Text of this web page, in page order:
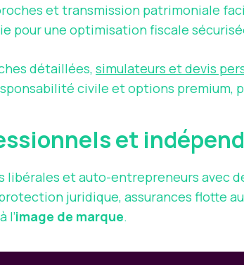
et transmission patrimoniale
pour une optimisation fiscale
détaillées, simulateurs et devis
civile et options premium,
et
libérales et auto-entrepreneurs avec
juridique, assurances flotte
l’image de marque.